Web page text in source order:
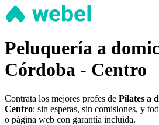
Peluquería a
Córdoba - Centro
Contrata los mejores profes de Pilates a
Centro: sin esperas, sin comisiones, y
o página web con garantía incluida.